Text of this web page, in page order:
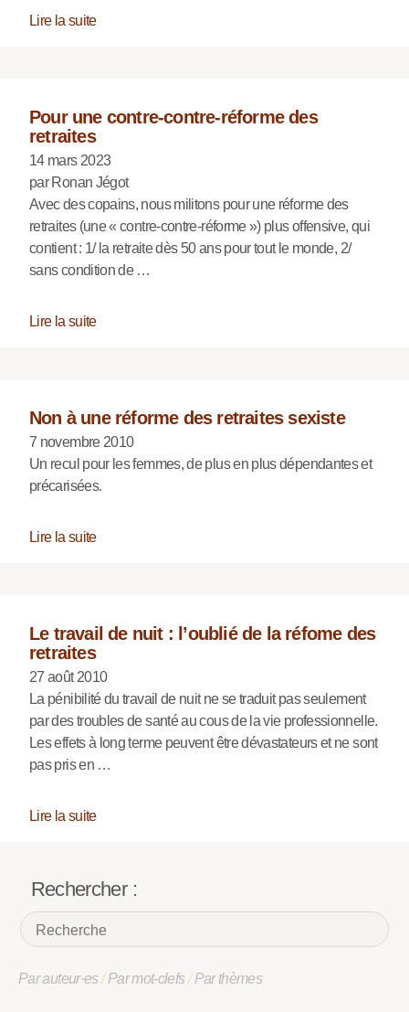
Lire la suite
Pour une contre-contre-réforme des
retraites
14 mars 2023
par Ronan Jégot
Avec des copains, nous militons pour une réforme des
retraites (une « contre-contre-réforme ») plus offensive, qui
contient : 1/ la retraite dès 50 ans pour tout le monde, 2/
sans condition de …
Lire la suite
Non à une réforme des retraites sexiste
7 novembre 2010
Un recul pour les femmes, de plus en plus dépendantes et
précarisées.
Lire la suite
Le travail de nuit : l’oublié de la réfome des
retraites
27 août 2010
La pénibilité du travail de nuit ne se traduit pas seulement
par des troubles de santé au cous de la vie professionnelle.
Les effets à long terme peuvent être dévastateurs et ne sont
pas pris en …
Lire la suite
Rechercher :
Par auteur·es/Par mot-clefs/Par thèmes